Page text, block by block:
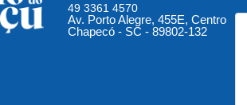
49 3361 4570
Av. Porto Alegre, 455E, Centro
Chapecó - SC - 89802-132